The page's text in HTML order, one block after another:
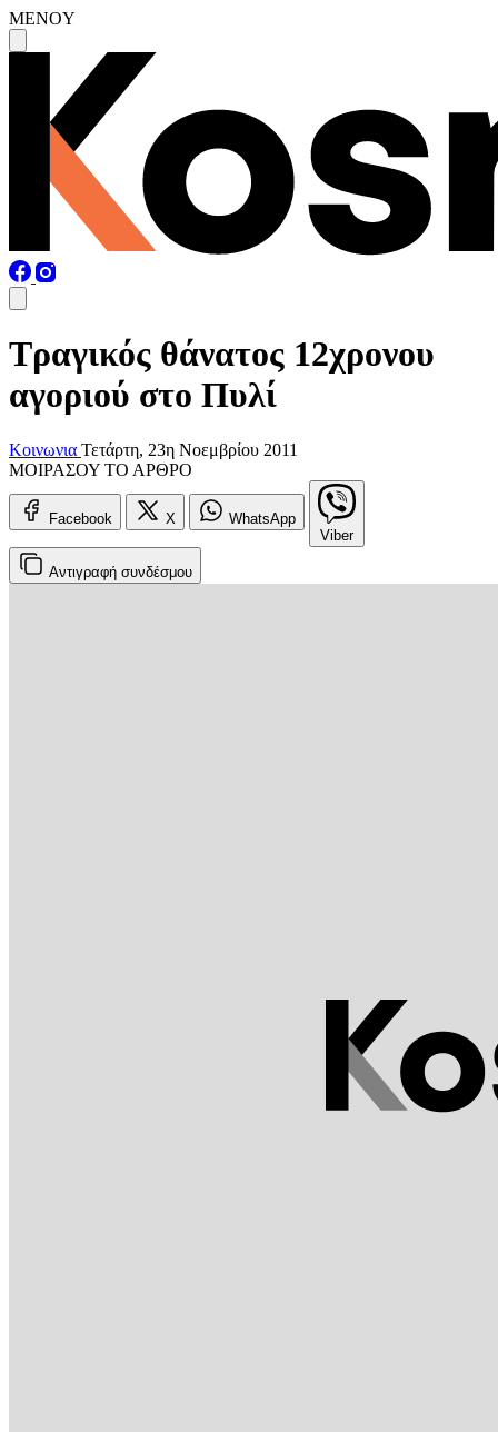
MENOY
Τραγικός θάνατος 12χρονου
αγοριού στο Πυλί
Κοινωνια Τετάρτη, 23η Νοεμβρίου 2011
ΜΟΙΡΑΣΟΥ ΤΟ ΑΡΘΡΟ
Facebook X
WhatsApp
Viber
Αντιγραφή συνδέσμου